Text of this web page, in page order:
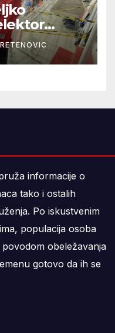
Srbije
informacije o
tako i ostalih
Po iskustvenim
populacija osoba
obeležavanja
gotovo da ih se